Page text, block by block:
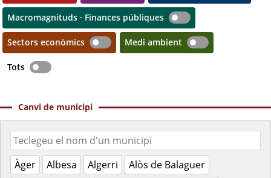
Macromagnituds · Finances públiques
Sectors econòmics Medi ambient
Tots
Canvi de municipi
Àger Albesa Algerri
Alòs de Balaguer